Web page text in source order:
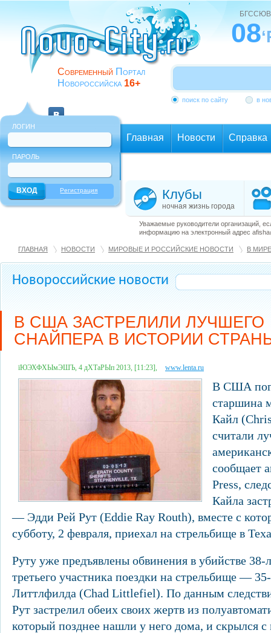
Современный Портал
Новороссийска 16+
08
поиск по сайту в
ЛОГИН
ПАРОЛЬ
Регистрация
Главная Новости Справка
Клубы
ночная жизнь города
Уважаемые руководители организаций,
информацию на электронный адрес
ГЛАВНАЯ НОВОСТИ МИРОВЫЕ И РОССИЙСКИЕ НОВОСТИ В МИРЕ
Новороссийские новости
В США ЗАСТРЕЛИЛИ ЛУЧШЕГО
СНАЙПЕРА В ИСТОРИИ
їЮЭХФХЫмЭШЪ, 4 дХТаРЫп 2013, [11:23], www.lenta.ru
В США
старшина
Кайл
считали
сообщает
Press,
Кайла
— Эдди Рей Рут (Eddie Ray Routh), вместе с
субботу, 2 февраля, приехал на стрельбище в
Руту уже предъявлены обвинения в убийстве 38-
третьего участника поездки на стрельбище —
Литтлфилда (Chad Littlefiel). По данным
Рут застрелил обеих своих жертв из
который позднее нашли у него дома, и скрылся с